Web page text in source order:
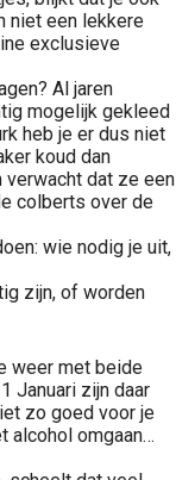
niet een lekkere
exclusieve
Al jaren
mogelijk gekleed
heb je er dus niet
koud dan
verwacht dat ze een
colberts over de
wie nodig je uit,
zijn, of worden
weer met beide
Januari zijn daar
zo goed voor je
alcohol omgaan…